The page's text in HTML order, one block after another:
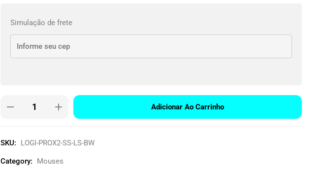
Simulação de frete
Adicionar Ao Carrinho
SKU: LOGI-PROX2-SS-LS-BW
Category: Mouses